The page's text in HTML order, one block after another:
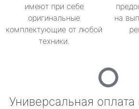
имеют при себе
оригинальные
комплектующие от любой
техники.
на
Универсальная